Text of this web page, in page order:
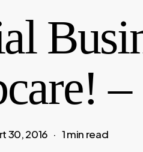
30, 2016 1 min read